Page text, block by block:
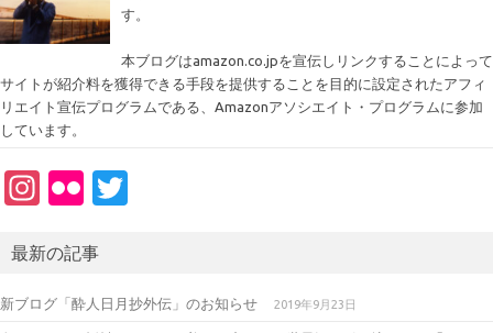
す。
本ブログはamazon.co.jpを宣伝しリンクすることによって
サイトが紹介料を獲得できる手段を提供することを目的に設定されたアフィ
リエイト宣伝プログラムである、Amazonアソシエイト・プログラムに参加
しています。
In
a
gr
Fl
kr
te
最新の記事
新ブログ「酔人日月抄外伝」のお知らせ 2019年9月23日